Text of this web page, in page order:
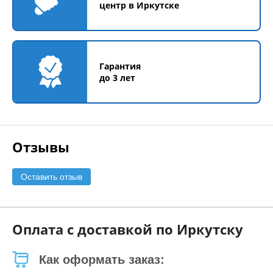
центр в Иркутске
Гарантия
до 3 лет
Отзывы
Оставить отзыв
Оплата с доставкой по Иркутску
Как оформать заказ: